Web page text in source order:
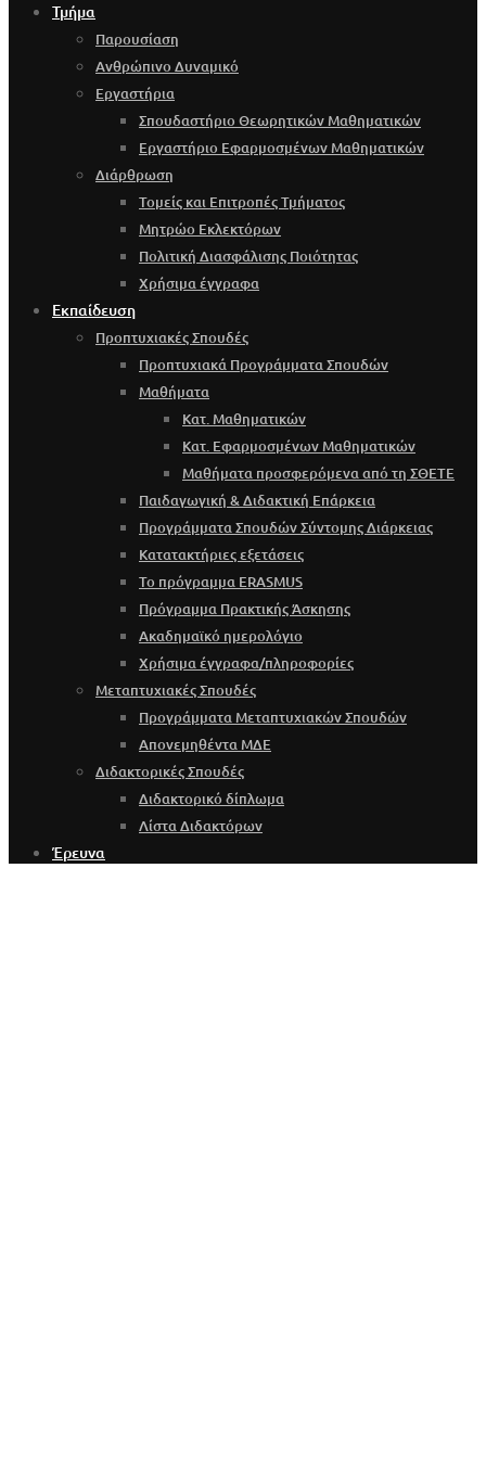
Τμήμα
Παρουσίαση
Ανθρώπινο Δυναμικό
Εργαστήρια
Σπουδαστήριο Θεωρητικών Μαθηματικών
Εργαστήριο Εφαρμοσμένων Μαθηματικών
Διάρθρωση
Τομείς και Επιτροπές Τμήματος
Μητρώο Εκλεκτόρων
Πολιτική Διασφάλισης Ποιότητας
Χρήσιμα έγγραφα
Εκπαίδευση
Προπτυχιακές Σπουδές
Προπτυχιακά Προγράμματα Σπουδών
Μαθήματα
Κατ. Μαθηματικών
Κατ. Εφαρμοσμένων Μαθηματικών
Μαθήματα προσφερόμενα από τη ΣΘΕΤΕ
Παιδαγωγική & Διδακτική Επάρκεια
Προγράμματα Σπουδών Σύντομης Διάρκειας
Κατατακτήριες εξετάσεις
Το πρόγραμμα ERASMUS
Πρόγραμμα Πρακτικής Άσκησης
Ακαδημαϊκό ημερολόγιο
Χρήσιμα έγγραφα/πληροφορίες
Μεταπτυχιακές Σπουδές
Προγράμματα Μεταπτυχιακών Σπουδών
Απονεμηθέντα ΜΔΕ
Διδακτορικές Σπουδές
Διδακτορικό δίπλωμα
Λίστα Διδακτόρων
Έρευνα